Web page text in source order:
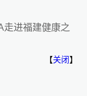
进福建健康之
【关闭】